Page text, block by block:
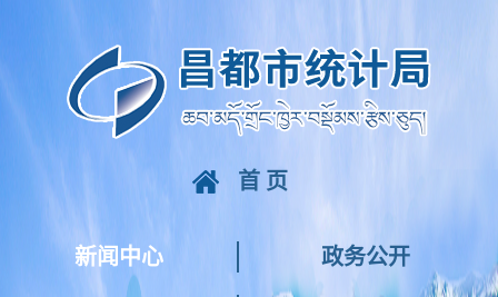
首页
新闻中心 政务公开